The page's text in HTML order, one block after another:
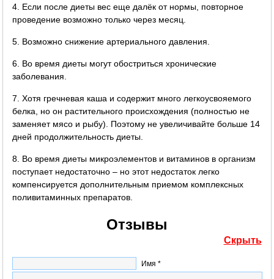
4. Если после диеты вес еще далёк от нормы, повторное
проведение возможно только через месяц.
5. Возможно снижение артериального давления.
6. Во время диеты могут обостриться хронические
заболевания.
7. Хотя гречневая каша и содержит много легкоусвояемого
белка, но он растительного происхождения (полностью не
заменяет мясо и рыбу). Поэтому не увеличивайте больше 14
дней продолжительность диеты.
8. Во время диеты микроэлементов и витаминов в организм
поступает недостаточно – но этот недостаток легко
компенсируется дополнительным приемом комплексных
поливитаминных препаратов.
Отзывы
Скрыть
Имя *